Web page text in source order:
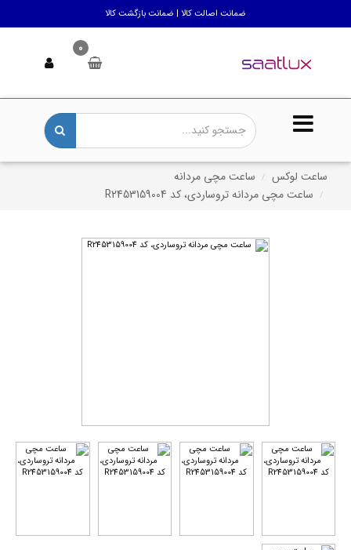
ضمانت اصالت کالا | ضمانت بازگشت کالا
0
ساعت لوکس
ساعت مچی مردانه
ساعت مچی مردانه تروساردی، کد R2453159004